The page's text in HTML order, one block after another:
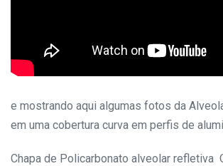
e mostrando aqui algumas fotos da
em uma cobertura curva em perfis de
Chapa de Policarbonato alveolar refletiva